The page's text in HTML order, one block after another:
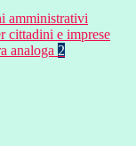
amministrativi
cittadini e imprese
analoga 2